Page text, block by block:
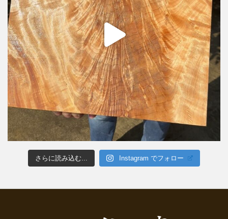
さらに読み込む... Instagram でフォロー